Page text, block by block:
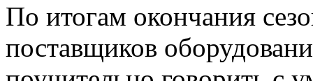
По итогам окончания
поставщиков